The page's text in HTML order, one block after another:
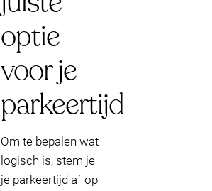
optie
voor je
parkeertijd
Om te bepalen wat
logisch is, stem je
je parkeertijd af op